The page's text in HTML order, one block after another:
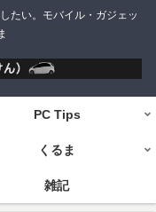
たい。モバイル・ガジェッ
PC Tips
くるま
雑記